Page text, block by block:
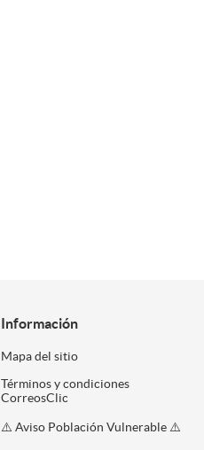
Información
Mapa del sitio
Términos y condiciones
CorreosClic
⚠️ Aviso Población Vulnerable ⚠️